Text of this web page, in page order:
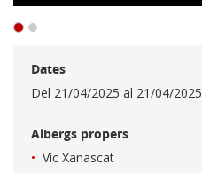
Dates
Del 21/04/2025 al 21/04/2025
Albergs propers
Vic Xanascat